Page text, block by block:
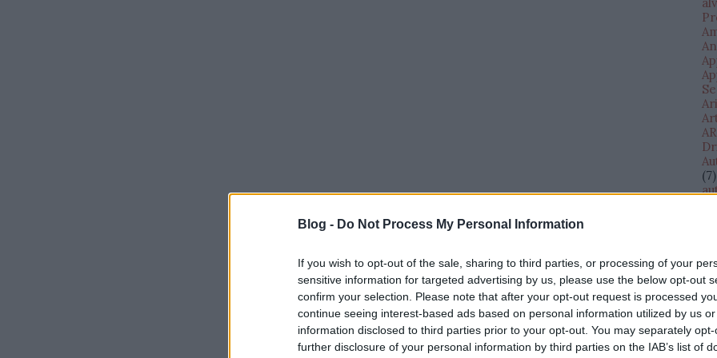
Blog - Do Not Process My Personal Information
If you wish to opt-out of the sale, sharing to third parties, or processing of your
sensitive information for targeted advertising by us, please use the below opt-out
confirm your selection. Please note that after your opt-out request is processed
continue seeing interest-based ads based on personal information utilized by us
information disclosed to third parties prior to your opt-out. You may separately
further disclosure of your personal information by third parties on the IAB’s list of
(7)
(1)